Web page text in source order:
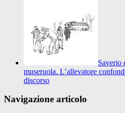
Saverio
museruola. L’allevatore
discorso
Navigazione articolo